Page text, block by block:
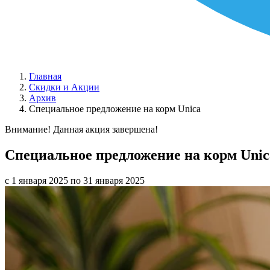
Главная
Скидки и Акции
Архив
Специальное предложение на корм Unica
Внимание! Данная акция завершена!
Специальное предложение на корм
с 1 января 2025 по 31 января 2025